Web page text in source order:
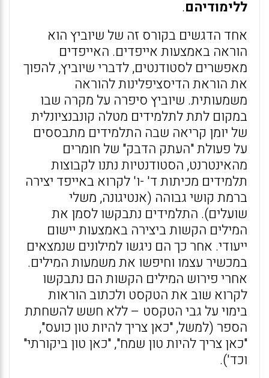
ללימודיהם.
אחד הדגשים בקורס זה של שיוביץ הוא
הוראה באמצעות אייפדים. האייפדים
מאפשרים לסטודנטים, לדברי שיוביץ, להפוך
את הוראת הדיסציפלינות להוראה
משמעותית. שיוביץ סיפרה על מקרה שבו
במקום לתת לתלמידים מטלה קונבנציונלית
של יומן קריאה שבה התלמידים מתבססים
על פעולת "העתק הדבק" של חומרים
מהאינטרנט, הסטודנטיות נתנו לקבוצות
תלמידים מכיתות ד' -ו' לקרוא באייפד יצירה
ברמת קושי גבוהה (אנטיגונה, משלי
שועלים). התלמידים נתבקשו לסמן את
המילים הקשות ביצירה באמצעות יישום
ייעודי. אחר כך הם ניגשו למילונים שנמצאים
במכשיר עצמו וחיפשו את משמעות המילים.
אחרי פירוש המילים הקשות הם נתבקשו
לקרוא שוב את הטקסט ולכתוב הוראות
בימוי על גבי הטקסט – ללא חשש להשחתת
הספר (למשל, "כאן צריך להיות טון כועס",
"כאן צריך להיות טון שמח", "כאן טון ביקורתי"
וכד').